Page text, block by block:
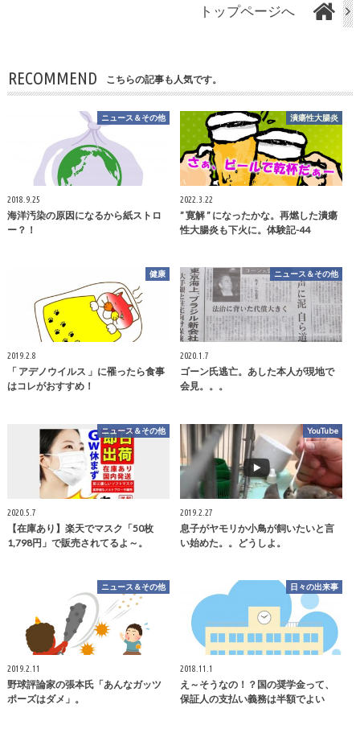
トップページへ
RECOMMEND こちらの記事も人気です。
ニュース＆その他
2018.9.25
海洋汚染の原因になるから紙ストロ
ー？！
潰瘍性大腸炎
2022.3.22
” 寛解 ” になったかな。再燃した潰瘍
性大腸炎も下火に。体験記-44
健康
2019.2.8
「 アデノウイルス 」に罹ったら食事
はコレがおすすめ！
ニュース＆その他
2020.1.7
ゴーン氏逃亡。あした本人が現地で
会見。。。
ニュース＆その他
2020.5.7
【在庫あり】楽天でマスク「50枚
1,798円」で販売されてるよ～。
YouTube
2019.2.27
息子がヤモリか小鳥が飼いたいと言
い始めた。。どうしよ。
ニュース＆その他
2019.2.11
野球評論家の張本氏「あんなガッツ
ポーズはダメ」。
日々の出来事
2018.11.1
え～そうなの！？国の奨学金って、
保証人の支払い義務は半額でよい